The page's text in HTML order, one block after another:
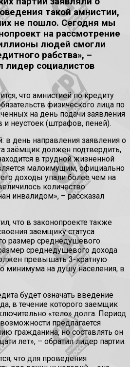
такой амнистии,
не пошло. Сегодня мы
на рассмотрение
людей смогли
рабства», –
лидер социалистов
что амнистией по кредиту
физического лица по
на день подачи заявления
и неустоек (штрафов, пеней).
день направления заявления о
заёмщик должен подтвердить,
в трудной жизненной
малоимущим, официально
доходы упали более чем на
количество
инвалидом», – рассказал
что в законопроекте также
заемщику статуса
размер среднедушевого
среднедушевого дохода
превышать 3-кратную
минимума на душу населения, в
будет означать введение
в течение которого заемщик
«тело» долга. Период
предлагается
гражданина, но составлять он
лет», – обратил лидер партии.
что для проведения